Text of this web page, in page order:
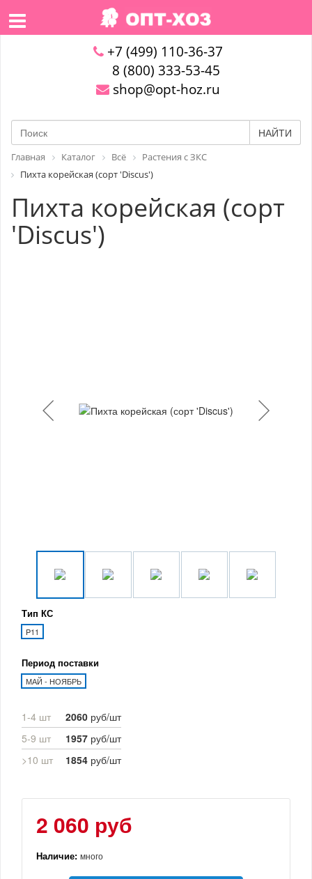
+7 (499) 110-36-37
8 (800) 333-53-45
shop@opt-hoz.ru
НАЙТИ
Главная Каталог Всё
Растения с ЗКС
Пихта корейская (сорт 'Discus')
Пихта корейская (сорт
'Discus')
Тип КС
P11
Период поставки
МАЙ - НОЯБРЬ
1-4 шт 2060 руб/шт
5-9 шт
1957 руб/шт
>10 шт
1854 руб/шт
2 060 руб
Наличие: много